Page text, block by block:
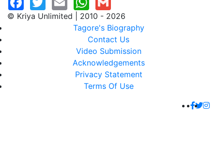
© Kriya Unlimited | 2010 - 2026
Tagore's Biography
Contact Us
Video Submission
Acknowledgements
Privacy Statement
Terms Of Use